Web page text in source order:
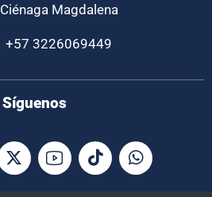
Ciénaga Magdalena
+57 3226069449
Síguenos